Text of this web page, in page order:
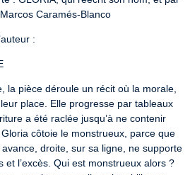
Caramés-Blanco
:
la pièce déroule un récit où la morale,
place. Elle progresse par tableaux
a été raclée jusqu’à ne contenir
côtoie le monstrueux, parce que
avance, droite, sur sa ligne, ne supporte
et l’excès. Qui est monstrueux alors ?